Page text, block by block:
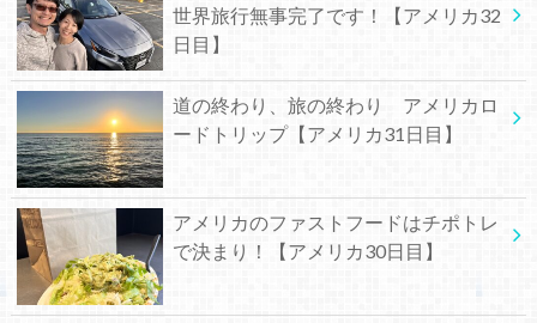
世界旅行無事完了です！【アメリカ32
日目】
道の終わり、旅の終わり アメリカロ
ードトリップ【アメリカ31日目】
アメリカのファストフードはチポトレ
で決まり！【アメリカ30日目】